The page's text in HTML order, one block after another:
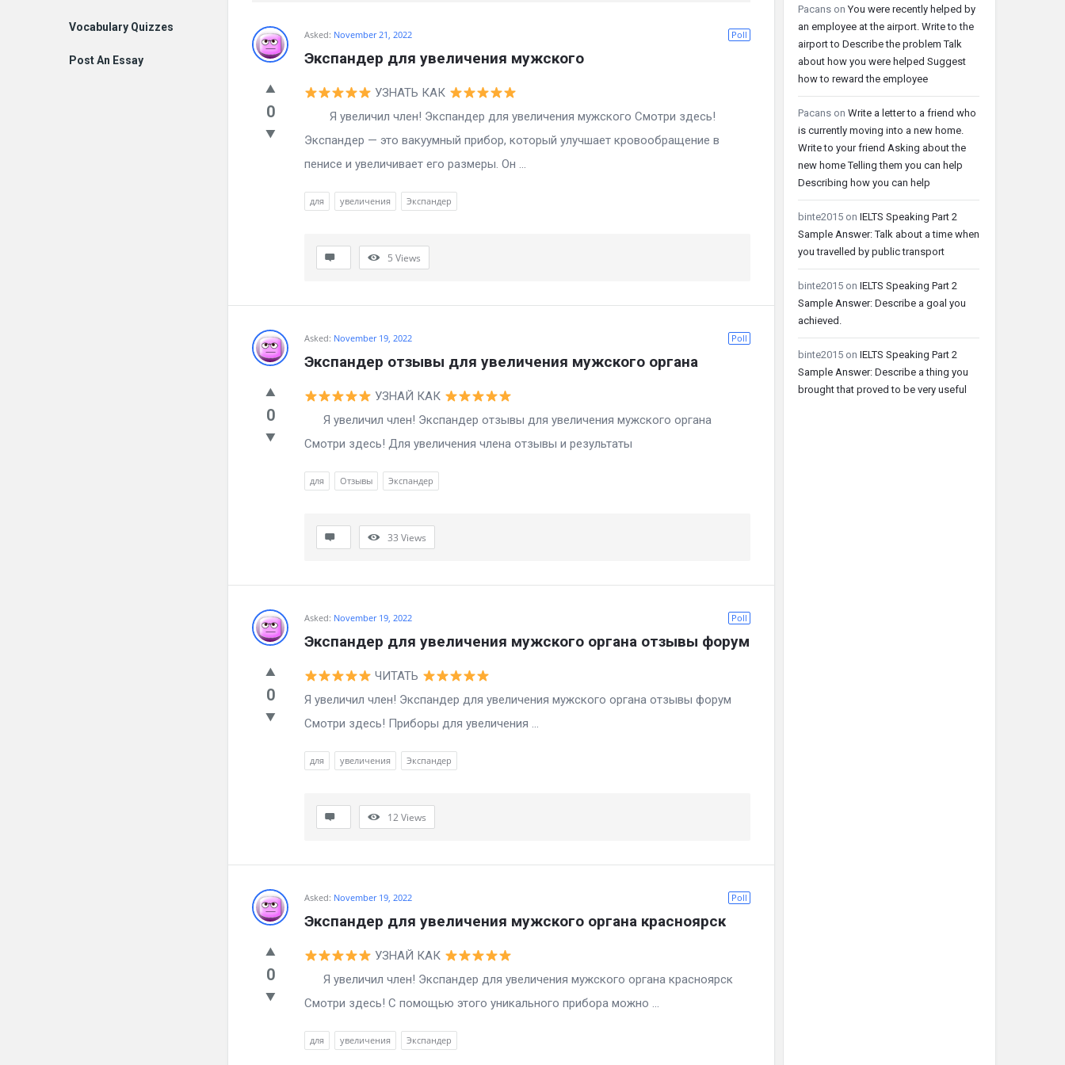
Billion
Latest
Questions
Poll
Asked: November 21, 2022
Экспандер для увеличения мужского
0
УЗНАТЬ КАК
Я увеличил член! Экспандер для увеличения мужского Смотри здесь!
Экспандер — это вакуумный прибор, который улучшает кровообращение в
пенисе и увеличивает его размеры. Он ...
для увеличения Экспандер
5 Views
Poll
Asked: November 19, 2022
Экспандер отзывы для увеличения мужского органа
0
УЗНАЙ КАК
Я увеличил член! Экспандер отзывы для увеличения мужского органа
Смотри здесь! Для увеличения члена отзывы и результаты
для Отзывы Экспандер
33 Views
Poll
Asked: November 19, 2022
Экспандер для увеличения мужского органа отзывы форум
0
ЧИТАТЬ
Я увеличил член! Экспандер для увеличения мужского органа отзывы форум
Смотри здесь! Приборы для увеличения ...
для увеличения Экспандер
12Views
Poll
Asked: November 19, 2022
Экспандер для увеличения мужского органа красноярск
0
УЗНАЙ КАК
Я увеличил член! Экспандер для увеличения мужского органа красноярск
Смотри здесь! С помощью этого уникального прибора можно ...
для увеличения Экспандер
Pacans onYou were recently helped by
an employee at the airport. Write to the
airport to Describe the problem Talk
about how you were helped Suggest
how to reward the employee
Pacans on Write a letter to a friend who
is currently moving into a new home.
Write to your friend Asking about the
new home Telling them you can help
Describing how you can help
binte2015 on IELTS Speaking Part 2
Sample Answer: Talk about a time when
you travelled by public transport
binte2015 on IELTS Speaking Part 2
Sample Answer: Describe a goal you
achieved.
binte2015 on IELTS Speaking Part 2
Sample Answer: Describe a thing you
brought that proved to be very useful
Vocabulary Quizzes
Post An Essay